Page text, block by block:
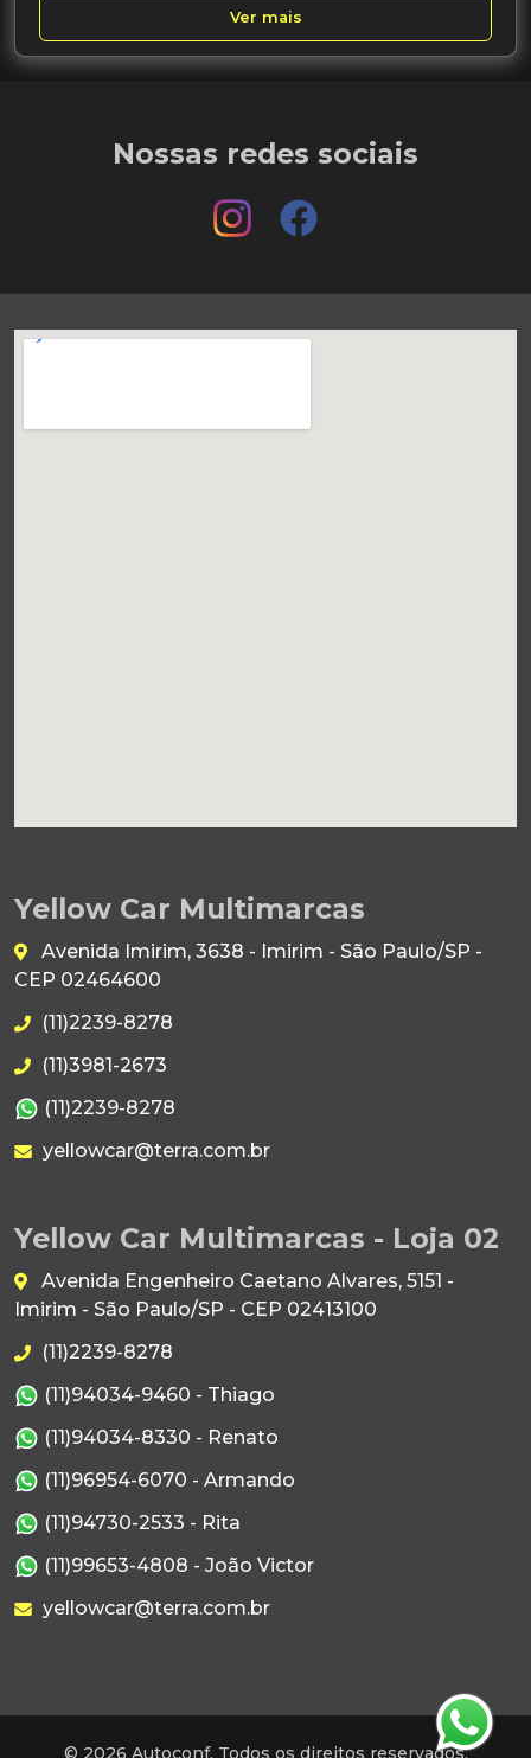
Ver mais
Nossas redes sociais
Yellow Car Multimarcas
Avenida Imirim, 3638 - Imirim - São Paulo/SP -
CEP 02464600
(11)2239-8278
(11)3981-2673
(11)2239-8278
yellowcar@terra.com.br
Yellow Car Multimarcas - Loja 02
Avenida Engenheiro Caetano Alvares, 5151 -
Imirim - São Paulo/SP - CEP 02413100
(11)2239-8278
(11)94034-9460 - Thiago
(11)94034-8330 - Renato
(11)96954-6070 - Armando
(11)94730-2533 - Rita
(11)99653-4808 - João Victor
yellowcar@terra.com.br
© 2026 Autoconf. Todos os direitos reservados.